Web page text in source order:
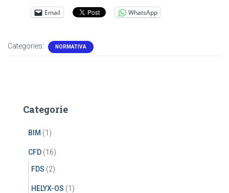
Email WhatsApp
Categories: NORMATIVA
Categorie
BIM (1)
CFD (16)
FDS (2)
HELYX-OS (1)